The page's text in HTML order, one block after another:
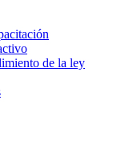
de la ley